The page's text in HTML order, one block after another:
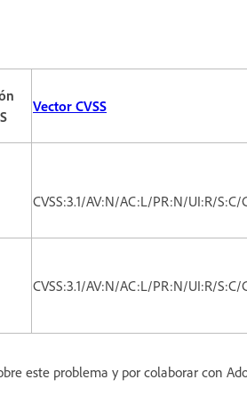
Vector CVSS
CVSS:3.1/AV:N/AC:L/PR:N/UI:R/
CVSS:3.1/AV:N/AC:L/PR:N/UI:R/
este problema y por colaborar con